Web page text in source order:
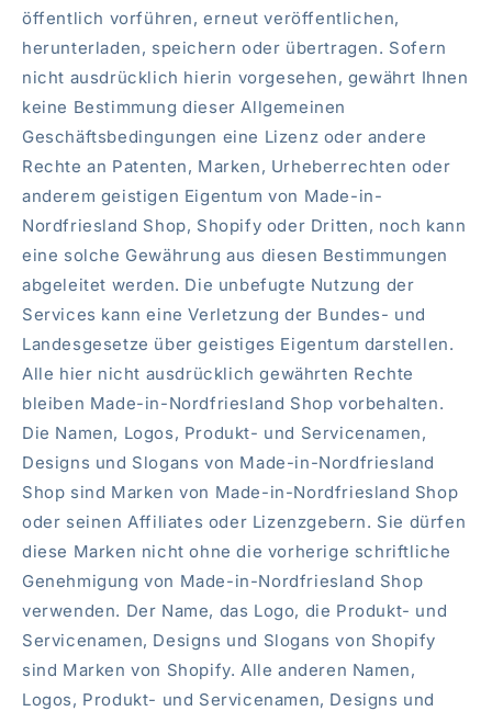
öffentlich vorführen, erneut veröffentlichen,
herunterladen, speichern oder übertragen. Sofern
nicht ausdrücklich hierin vorgesehen, gewährt Ihnen
keine Bestimmung dieser Allgemeinen
Geschäftsbedingungen eine Lizenz oder andere
Rechte an Patenten, Marken, Urheberrechten oder
anderem geistigen Eigentum von Made-in-
Nordfriesland Shop, Shopify oder Dritten, noch kann
eine solche Gewährung aus diesen Bestimmungen
abgeleitet werden. Die unbefugte Nutzung der
Services kann eine Verletzung der Bundes- und
Landesgesetze über geistiges Eigentum darstellen.
Alle hier nicht ausdrücklich gewährten Rechte
bleiben Made-in-Nordfriesland Shop vorbehalten.
Die Namen, Logos, Produkt- und Servicenamen,
Designs und Slogans von Made-in-Nordfriesland
Shop sind Marken von Made-in-Nordfriesland Shop
oder seinen Affiliates oder Lizenzgebern. Sie dürfen
diese Marken nicht ohne die vorherige schriftliche
Genehmigung von Made-in-Nordfriesland Shop
verwenden. Der Name, das Logo, die Produkt- und
Servicenamen, Designs und Slogans von Shopify
sind Marken von Shopify. Alle anderen Namen,
Logos, Produkt- und Servicenamen, Designs und